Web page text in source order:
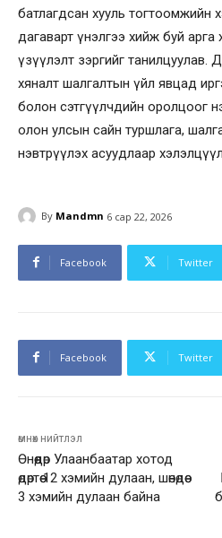
батлагдсан хууль тогтоомжийн
дагаварт үнэлгээ хийж буй арга
үзүүлэлт зэргийг танилцуулав.
хяналт шалгалтын үйл явцад
болон сэтгүүлчдийн оролцоог
олон улсын сайн туршлага,
нэвтрүүлэх асуудлаар
By Mandmn 6 сар 22, 2026
Facebook Twitter
Facebook Twitter
өмнөх нийтлэл
Өнөөдөр Улаанбаатар хотод
өдөртөө 12 хэмийн дулаан, шөнөдөө
3 хэмийн дулаан байна